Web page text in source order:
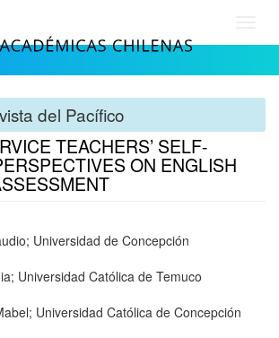
del Pacífico
TEACHERS’ SELF-
ON ENGLISH
Universidad de Concepción
Universidad Católica de Temuco
Universidad Católica de Concepción